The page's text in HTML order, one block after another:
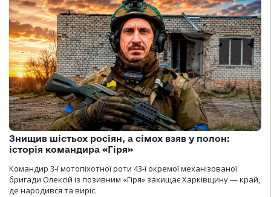
Знищив шістьох росіян, а сімох взяв у полон:
історія командира «Гіря»
Командир 3-ї мотопіхотної роти 43-ї окремої механізованої
бригади Олексій із позивним «Гіря» захищає Харківщину — край,
де народився та виріс.